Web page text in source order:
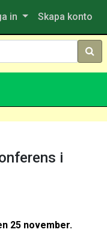
in Skapa konto
Sök
i
25 november.